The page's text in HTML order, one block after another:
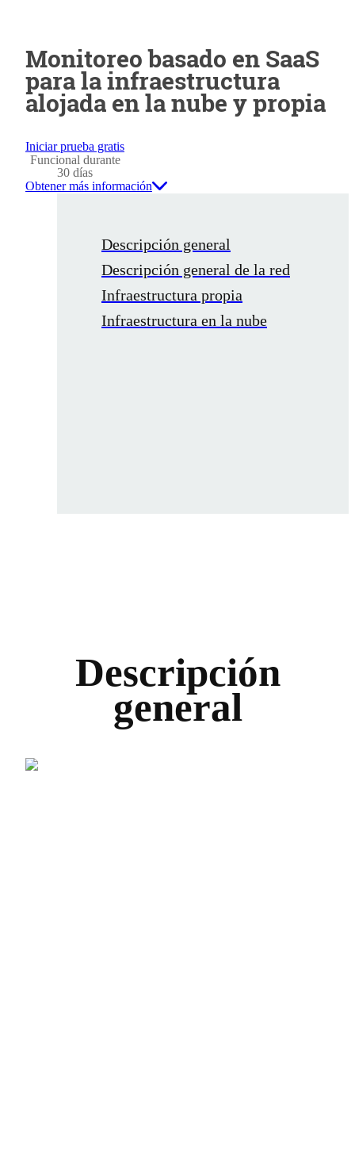
Monitoreo basado en SaaS
para la infraestructura
alojada en la nube y propia
Iniciar prueba gratis
Funcional durante
30 días
Obtener más información
Descripción general
Descripción general de la red
Infraestructura propia
Infraestructura en la nube
Descripción
general